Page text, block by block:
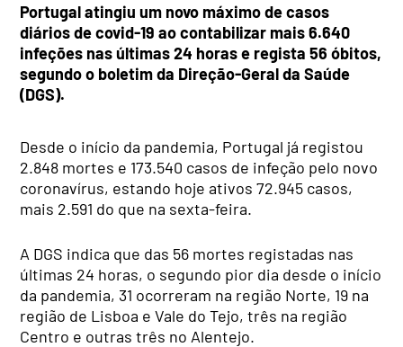
Portugal atingiu um novo máximo de casos
diários de covid-19 ao contabilizar mais 6.640
infeções nas últimas 24 horas e regista 56 óbitos,
segundo o boletim da Direção-Geral da Saúde
(DGS).
Desde o início da pandemia, Portugal já registou
2.848 mortes e 173.540 casos de infeção pelo novo
coronavírus, estando hoje ativos 72.945 casos,
mais 2.591 do que na sexta-feira.
A DGS indica que das 56 mortes registadas nas
últimas 24 horas, o segundo pior dia desde o início
da pandemia, 31 ocorreram na região Norte, 19 na
região de Lisboa e Vale do Tejo, três na região
Centro e outras três no Alentejo.